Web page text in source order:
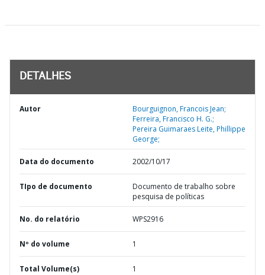
DETALHES
Autor
Bourguignon, Francois Jean;
Ferreira, Francisco H. G.;
Pereira Guimaraes Leite, Phillippe
George;
Data do documento 2002/10/17
TIpo de documento
Documento de trabalho sobre
pesquisa de políticas
No. do relatório WPS2916
Nº do volume 1
Total Volume(s) 1